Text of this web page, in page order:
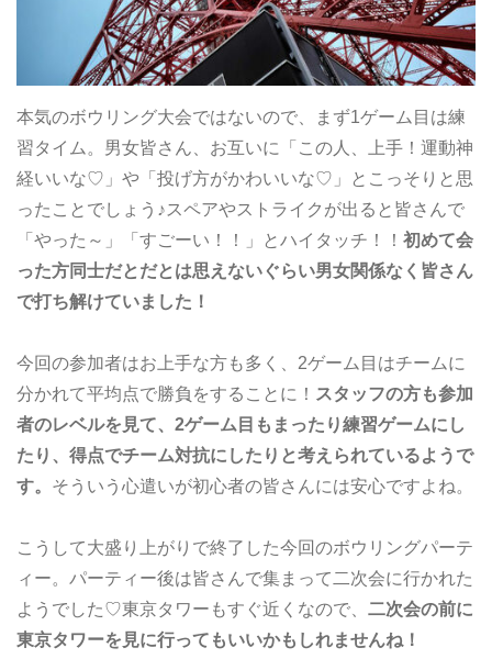
本気のボウリング大会ではないので、まず1ゲーム目は練
習タイム。男女皆さん、お互いに「この人、上手！運動神
経いいな♡」や「投げ方がかわいいな♡」とこっそりと思
ったことでしょう♪スペアやストライクが出ると皆さんで
「やった～」「すごーい！！」とハイタッチ！！ 初めて会
った方同士だとだとは思えないぐらい男女関係なく皆さん
で打ち解けていました！
今回の参加者はお上手な方も多く、2ゲーム目はチームに
分かれて平均点で勝負をすることに！ スタッフの方も参加
者のレベルを見て、2ゲーム目もまったり練習ゲームにし
たり、得点でチーム対抗にしたりと考えられているようで
す。 そういう心遣いが初心者の皆さんには安心ですよね。
こうして大盛り上がりで終了した今回のボウリングパーテ
ィー。パーティー後は皆さんで集まって二次会に行かれた
ようでした♡東京タワーもすぐ近くなので、 二次会の前に
東京タワーを見に行ってもいいかもしれませんね！